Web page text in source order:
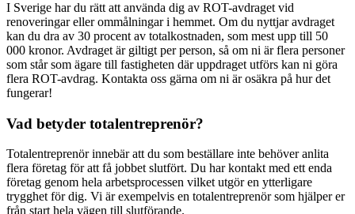
I Sverige har du rätt att använda dig av ROT-avdraget vid
renoveringar eller ommålningar i hemmet. Om du nyttjar avdraget
kan du dra av 30 procent av totalkostnaden, som mest upp till 50
000 kronor. Avdraget är giltigt per person, så om ni är flera personer
som står som ägare till fastigheten där uppdraget utförs kan ni göra
flera ROT-avdrag. Kontakta oss gärna om ni är osäkra på hur det
fungerar!
Vad betyder totalentreprenör?
Totalentreprenör innebär att du som beställare inte behöver anlita
flera företag för att få jobbet slutfört. Du har kontakt med ett enda
företag genom hela arbetsprocessen vilket utgör en ytterligare
trygghet för dig. Vi är exempelvis en totalentreprenör som hjälper er
från start hela vägen till slutförande.